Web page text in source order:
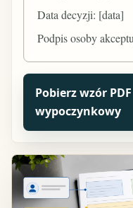
Data decyzji: [data]
Podpis osoby
Pobierz wzór
wypoczynkowy